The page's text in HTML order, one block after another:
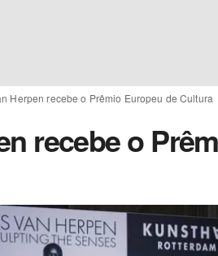
Herpen recebe o Prêmio Europeu de Cultura
recebe o